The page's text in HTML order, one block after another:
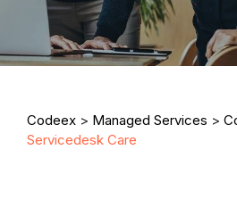
Codeex > Managed Services >
Servicedesk Care